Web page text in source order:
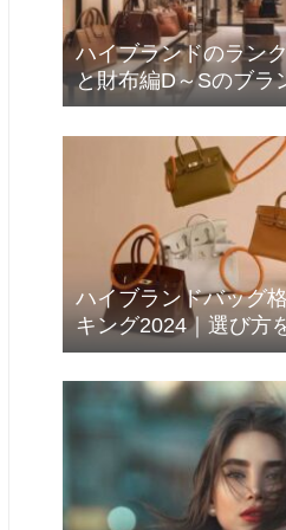
ハイブランドのラン
と財布編D～Sのブラ
ハイブランドバッグ
キング2024｜選び方